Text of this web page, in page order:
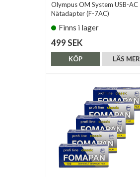
Olympus OM System USB-AC
Nätadapter (F-7AC)
Finns i lager
499 SEK
LÄS MER
KÖP